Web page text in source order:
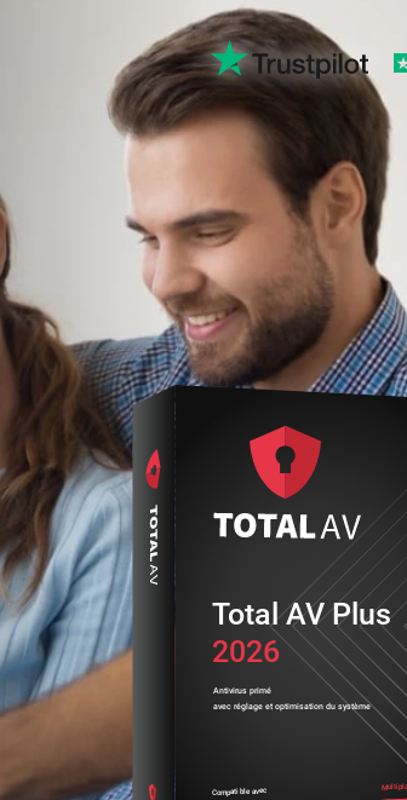
2026
Antivirus primé
avec réglage et optimisation du système
Compatible avec
Total AV Plus